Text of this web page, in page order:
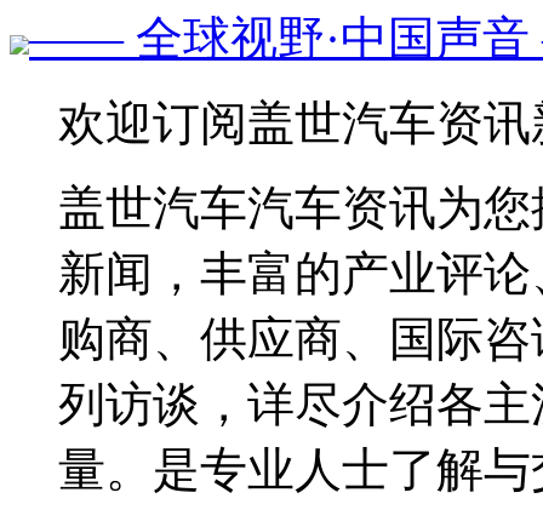
—— 全球视野·中国声
欢迎订阅盖世汽车资
盖世汽车汽车资讯为
新闻，丰富的产业评
购商、供应商、国际
列访谈，详尽介绍各
量。是专业人士了解